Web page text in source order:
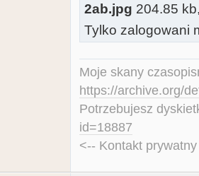
2ab.jpg 204.85
Tylko zalogowani
Moje skany
https://archive.org/
Potrzebujesz
id=18887
<-- Kontakt